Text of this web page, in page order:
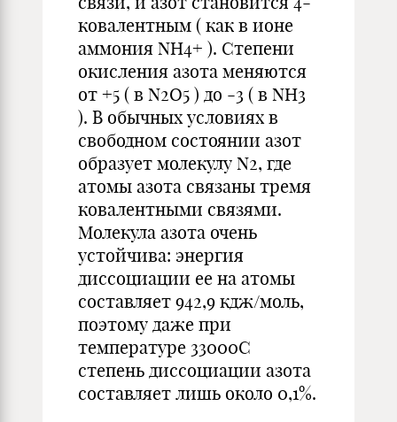
ковалентным ( как в ионе
аммония NH4+ ). Степени
окисления азота меняются
от +5 ( в N2O5 ) до -3 ( в NH3
). В обычных условиях в
свободном состоянии азот
образует молекулу N2, где
атомы азота связаны тремя
ковалентными связями.
Молекула азота очень
устойчива: энергия
диссоциации ее на атомы
составляет 942,9 кдж/моль,
поэтому даже при
температуре 33000С
степень диссоциации азота
составляет лишь около 0,1%.